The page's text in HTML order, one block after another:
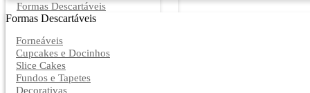
Formas Descartáveis
Formas Descartáveis
Forneáveis
Cupcakes e Docinhos
Slice Cakes
Fundos e Tapetes
Decorativas